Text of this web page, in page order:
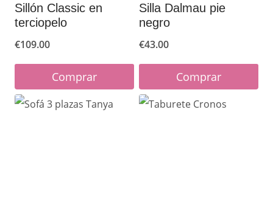
Sillón Classic en
terciopelo
€109.00
Comprar
Este
Silla Dalmau pie
negro
€43.00
Comprar
Este